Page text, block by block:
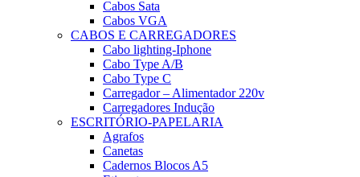
Cabos Sata
Cabos VGA
CABOS E CARREGADORES
Cabo lighting-Iphone
Cabo Type A/B
Cabo Type C
Carregador – Alimentador 220v
Carregadores Indução
ESCRITÓRIO-PAPELARIA
Agrafos
Canetas
Cadernos Blocos A5